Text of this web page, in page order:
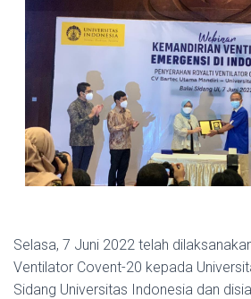
Selasa, 7 Juni 2022 telah
Ventilator Covent-20 kepada
Sidang Universitas Indonesia dan